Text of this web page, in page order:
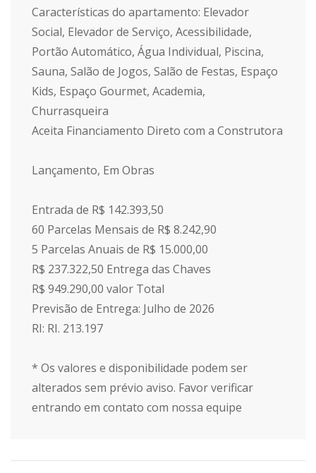
Características do apartamento: Elevador
Social, Elevador de Serviço, Acessibilidade,
Portão Automático, Água Individual, Piscina,
Sauna, Salão de Jogos, Salão de Festas, Espaço
Kids, Espaço Gourmet, Academia,
Churrasqueira
Aceita Financiamento Direto com a Construtora
Lançamento, Em Obras
Entrada de R$ 142.393,50
60 Parcelas Mensais de R$ 8.242,90
5 Parcelas Anuais de R$ 15.000,00
R$ 237.322,50 Entrega das Chaves
R$ 949.290,00 valor Total
Previsão de Entrega: Julho de 2026
RI: RI. 213.197
* Os valores e disponibilidade podem ser
alterados sem prévio aviso. Favor verificar
entrando em contato com nossa equipe